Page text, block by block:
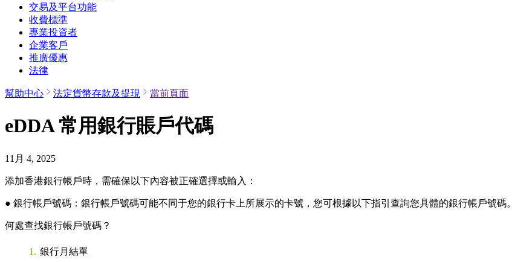
交易及平台功能
收費標準
專業投資者
企業客戶
推廣優惠
法律
幫助中心 法定貨幣存款及提現 當前頁面
eDDA 常用銀行賬戶代碼
11月 4, 2025
添加香港銀行帳戶時，需確保以下內容被正確選擇或輸入：
● 銀行帳戶號碼：銀行帳戶號碼可能不同于您的銀行卡上所展示的卡號，您可根據以下指引查詢您具體的銀行帳戶號碼。
何處查找銀行帳戶號碼？
銀行月結單